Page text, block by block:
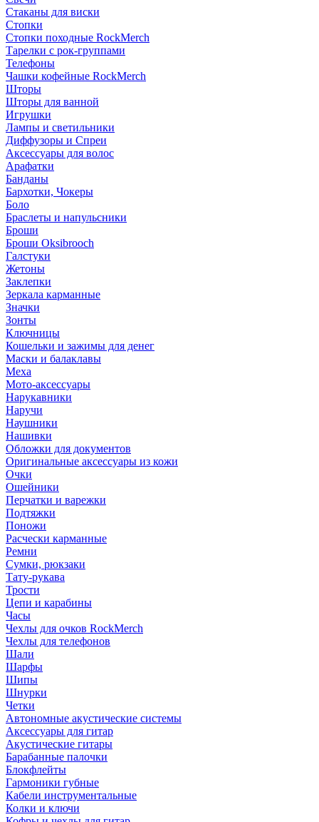
Стаканы для виски
Стопки
Стопки походные RockMerch
Тарелки с рок-группами
Телефоны
Чашки кофейные RockMerch
Шторы
Шторы для ванной
Игрушки
Лампы и светильники
Диффузоры и Спреи
Аксессуары для волос
Арафатки
Банданы
Бархотки, Чокеры
Боло
Браслеты и напульсники
Броши
Броши Oksibrooch
Галстуки
Жетоны
Заклепки
Зеркала карманные
Значки
Зонты
Ключницы
Кошельки и зажимы для денег
Маски и балаклавы
Меха
Мото-аксессуары
Нарукавники
Наручи
Наушники
Нашивки
Обложки для документов
Оригинальные аксессуары из кожи
Очки
Ошейники
Перчатки и варежки
Подтяжки
Поножи
Расчески карманные
Ремни
Сумки, рюкзаки
Тату-рукава
Трости
Цепи и карабины
Часы
Чехлы для очков RockMerch
Чехлы для телефонов
Шали
Шарфы
Шипы
Шнурки
Четки
Автономные акустические системы
Аксессуары для гитар
Акустические гитары
Барабанные палочки
Блокфлейты
Гармоники губные
Кабели инструментальные
Колки и ключи